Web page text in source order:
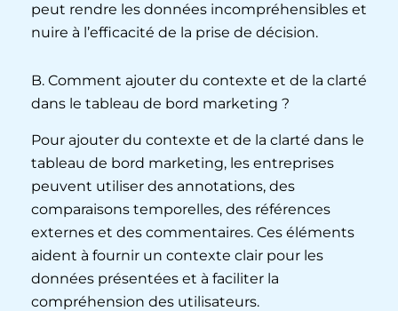
peut rendre les données incompréhensibles et
nuire à l’efficacité de la prise de décision.
B. Comment ajouter du contexte et de la clarté
dans le tableau de bord marketing ?
Pour ajouter du contexte et de la clarté dans le
tableau de bord marketing, les entreprises
peuvent utiliser des annotations, des
comparaisons temporelles, des références
externes et des commentaires. Ces éléments
aident à fournir un contexte clair pour les
données présentées et à faciliter la
compréhension des utilisateurs.